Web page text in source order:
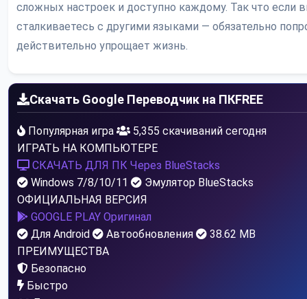
сложных настроек и доступно каждому. Так что если
сталкиваетесь с другими языками — обязательно
действительно упрощает жизнь.
Скачать Google Переводчик на ПКFREE
Популярная игра
5,355 скачиваний сегодня
ИГРАТЬ НА КОМПЬЮТЕРЕ
СКАЧАТЬ ДЛЯ ПК Через BlueStacks
Windows 7/8/10/11
Эмулятор BlueStacks
ОФИЦИАЛЬНАЯ ВЕРСИЯ
GOOGLE PLAY Оригинал
Для Android
Автообновления
38.62 MB
ПРЕИМУЩЕСТВА
Безопасно
Быстро